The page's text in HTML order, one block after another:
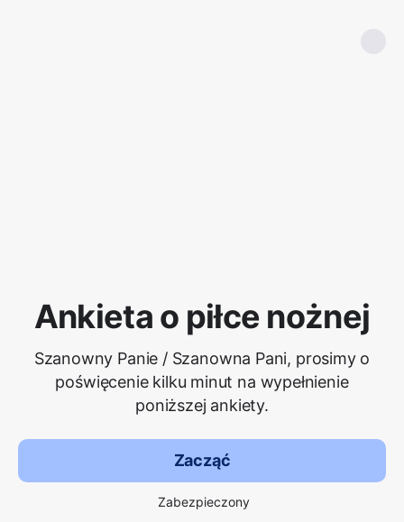
Ankieta o piłce nożnej
Szanowny Panie / Szanowna Pani, prosimy o
poświęcenie kilku minut na wypełnienie
poniższej ankiety.
Zacząć
Zabezpieczony